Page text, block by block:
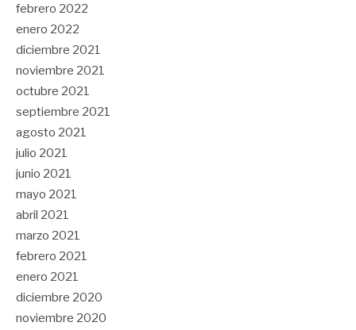
febrero 2022
enero 2022
diciembre 2021
noviembre 2021
octubre 2021
septiembre 2021
agosto 2021
julio 2021
junio 2021
mayo 2021
abril 2021
marzo 2021
febrero 2021
enero 2021
diciembre 2020
noviembre 2020